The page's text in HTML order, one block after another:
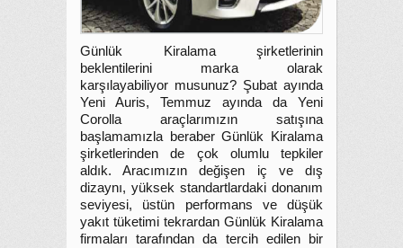
Günlük Kiralama şirketlerinin
beklentilerini marka olarak
karşılayabiliyor musunuz? Şubat ayında
Yeni Auris, Temmuz ayında da Yeni
Corolla araçlarımızın satışına
başlamamızla beraber Günlük Kiralama
şirketlerinden de çok olumlu tepkiler
aldık. Aracımızın değişen iç ve dış
dizaynı, yüksek standartlardaki donanım
seviyesi, üstün performans ve düşük
yakıt tüketimi tekrardan Günlük Kiralama
firmaları tarafından da tercih edilen bir